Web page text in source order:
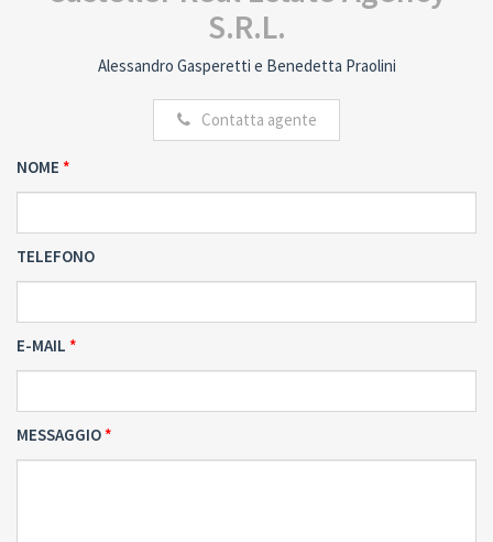
S.R.L.
Alessandro Gasperetti e Benedetta Praolini
Contatta agente
NOME
TELEFONO
E-MAIL
MESSAGGIO